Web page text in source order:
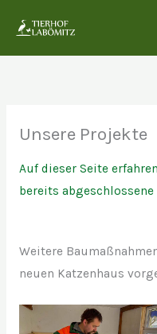
Inhalt
springen
Unsere Projekte
Auf dieser Seite
bereits abgeschlossene
Weitere
neuen Katzenhaus